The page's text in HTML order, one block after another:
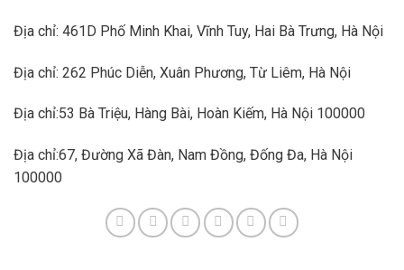
Địa chỉ: 461D Phố Minh Khai, Vĩnh Tuy, Hai Bà Trưng, Hà Nội
Địa chỉ: 262 Phúc Diễn, Xuân Phương, Từ Liêm, Hà Nội
Địa chỉ:53 Bà Triệu, Hàng Bài, Hoàn Kiếm, Hà Nội 100000
Địa chỉ:67, Đường Xã Đàn, Nam Đồng, Đống Đa, Hà Nội
100000